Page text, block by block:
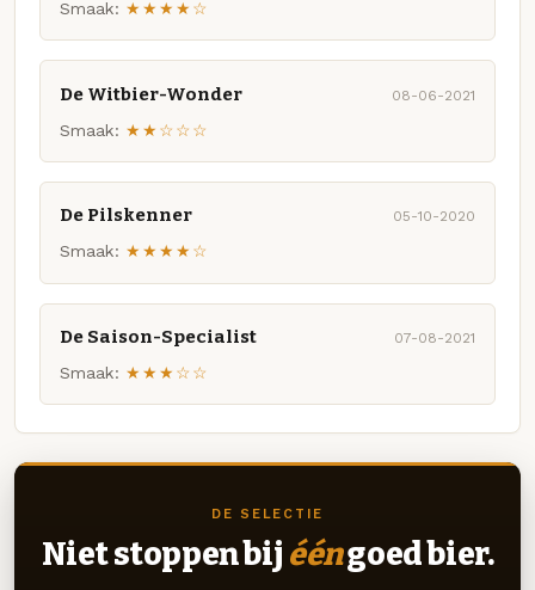
Smaak: ★★★★☆
De Witbier-Wonder 08-06-2021
Smaak: ★★☆☆☆
De Pilskenner 05-10-2020
Smaak: ★★★★☆
De Saison-Specialist 07-08-2021
Smaak: ★★★☆☆
DE SELECTIE
Niet stoppen bij ééngoed bier.